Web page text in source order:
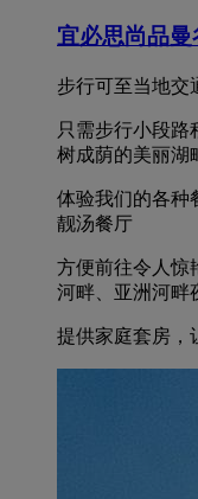
宜必思尚品
步行可至当地交
只需步行小段
树成荫的美丽湖
体验我们的各种
靓汤餐厅
方便前往令人惊
河畔、亚洲河畔
提供家庭套房，